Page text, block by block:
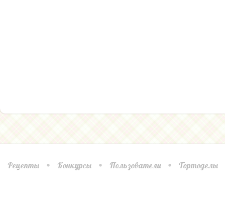
Рецепты Конкурсы Пользователи Тортоделы